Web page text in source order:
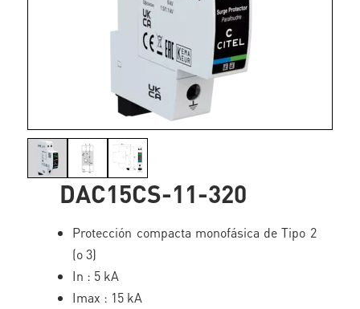
DAC15CS-11-320
Protección compacta monofásica de Tipo 2
(o 3)
In : 5 kA
Imax : 15 kA